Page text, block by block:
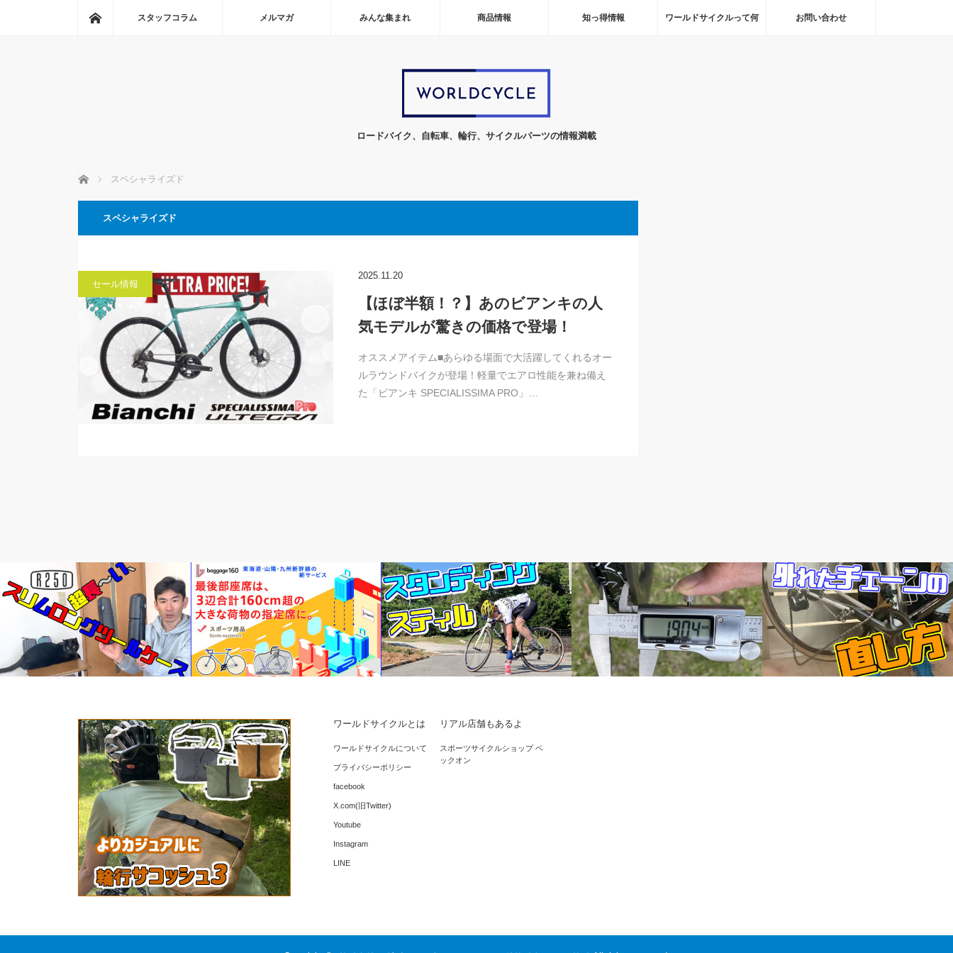
ホームスタッフコラム メルマガ みんな集まれ 商品情報 知っ得情報 ワールドサイクルって何 お問い合わせ
ロードバイク、自転車、輪行、サイクルパーツの情報満載
ホーム スペシャライズド
スペシャライズド
セール情報
2025.11.20
【ほぼ半額！？】あのビアンキの人
気モデルが驚きの価格で登場！
オススメアイテム■あらゆる場面で大活躍してくれるオー
ルラウンドバイクが登場！軽量でエアロ性能を兼ね備え
た「ビアンキ SPECIALISSIMA PRO」…
もっと大きくしました。
*その輪行、ダメですよ。ルールを守る
のが大人です。新幹線の新しい輪行ルー
ルについ…
スタンディングスティルから、ボトルを
置いて、拾う。
ワールドサイクルとは
ワールドサイクルについて
プライバシーポリシー
facebook
X.com(旧Twitter)
Youtube
Instagram
LINE
リアル店舗もあるよ
スポーツサイクルショップ ベ
ックオン